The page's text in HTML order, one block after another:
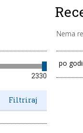
Nema
2330
po